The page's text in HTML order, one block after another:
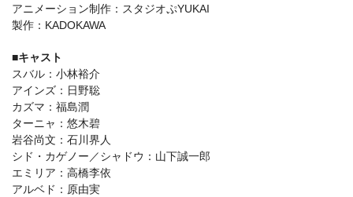
アニメーション制作：スタジオぷYUKAI
製作：KADOKAWA
■キャスト
スバル：小林裕介
アインズ：日野聡
カズマ：福島潤
ターニャ：悠木碧
岩谷尚文：石川界人
シド・カゲノー／シャドウ：山下誠一郎
エミリア：高橋李依
アルベド：原由実